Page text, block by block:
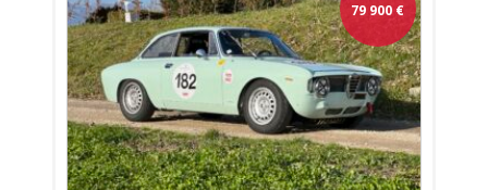
79 900 €